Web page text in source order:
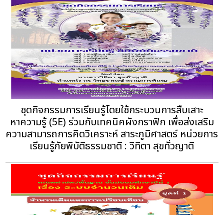
ชุดกิจกรรมการเรียนรู้โดยใช้กระบวนการสืบเสาะ
หาความรู้ (5E) ร่วมกับเทคนิคผังกราฟิก เพื่อส่งเสริม
ความสามารถการคิดวิเคราะห์ สาระภูมิศาสตร์ หน่วยการ
เรียนรู้ภัยพิบัติธรรมชาติ : วิทิตา สุขทั่วญาติ